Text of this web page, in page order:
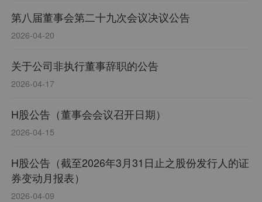
第八届董事会第二十九次会议决议公告
2026-04-20
关于公司非执行董事辞职的公告
2026-04-17
H股公告（董事会会议召开日期）
2026-04-15
H股公告（截至2026年3月31日止之股份发行人的证
券变动月报表）
2026-04-09